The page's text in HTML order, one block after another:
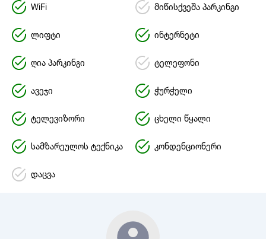
WiFi მიწისქვეშა პარკინგი
ლიფტი ინტერნეტი
ღია პარკინგი ტელეფონი
ავეჯი ჭურჭელი
ტელევიზორი ცხელი წყალი
სამზარეულოს ტექნიკა კონდენციონერი
დაცვა